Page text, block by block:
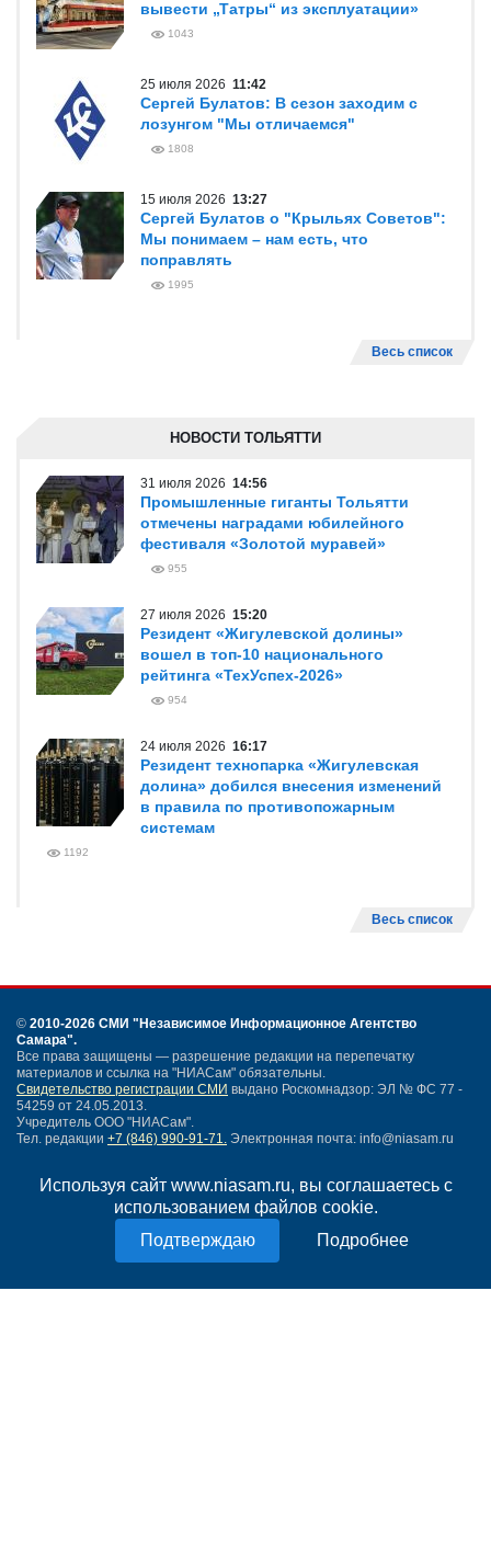
Используя сайт www.niasam.ru, вы соглашаетесь с
использованием файлов cookie.
Подробнее
вывести „Татры“ из эксплуатации»
1043
25 июля 2026 11:42
Сергей Булатов: В сезон заходим с
лозунгом "Мы отличаемся"
1808
15 июля 2026 13:27
Сергей Булатов о "Крыльях Советов":
Мы понимаем – нам есть, что
поправлять
1995
Весь список
НОВОСТИ ТОЛЬЯТТИ
31 июля 2026 14:56
Промышленные гиганты Тольятти
отмечены наградами юбилейного
фестиваля «Золотой муравей»
955
27 июля 2026 15:20
Резидент «Жигулевской долины»
вошел в топ-10 национального
рейтинга «ТехУспех-2026»
954
24 июля 2026 16:17
Резидент технопарка «Жигулевская
долина» добился внесения изменений
в правила по противопожарным
системам
1192
Весь список
© 2010-2026 СМИ "Независимое Информационное Агентство
Самара".
Все права защищены — разрешение редакции на перепечатку
материалов и ссылка на "НИАСам" обязательны.
Свидетельство регистрации СМИ выдано Роскомнадзор: ЭЛ № ФС 77 -
54259 от 24.05.2013.
Учредитель ООО "НИАСам".
Тел. редакции +7 (846) 990-91-71. Электронная почта: info@niasam.ru
Карта сайта
Нашли ошибку?
Политика конфиденциальности
Согласие на обработку персональных данных